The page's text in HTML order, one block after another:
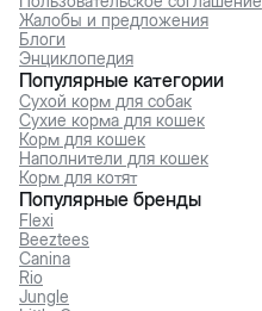
Жалобы и предложения
Блоги
Энциклопедия
Популярные категории
Сухой корм для собак
Сухие корма для кошек
Корм для кошек
Наполнители для кошек
Корм для котят
Популярные бренды
Flexi
Beeztees
Canina
Rio
Jungle